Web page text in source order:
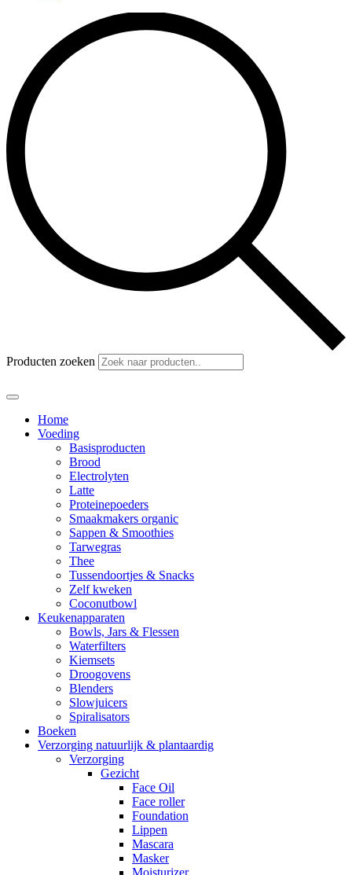
Producten zoeken
Home
Voeding
Basisproducten
Brood
Electrolyten
Latte
Proteinepoeders
Smaakmakers organic
Sappen & Smoothies
Tarwegras
Thee
Tussendoortjes & Snacks
Zelf kweken
Coconutbowl
Keukenapparaten
Bowls, Jars & Flessen
Waterfilters
Kiemsets
Droogovens
Blenders
Slowjuicers
Spiralisators
Boeken
Verzorging natuurlijk & plantaardig
Verzorging
Gezicht
Face Oil
Face roller
Foundation
Lippen
Mascara
Masker
Moisturizer